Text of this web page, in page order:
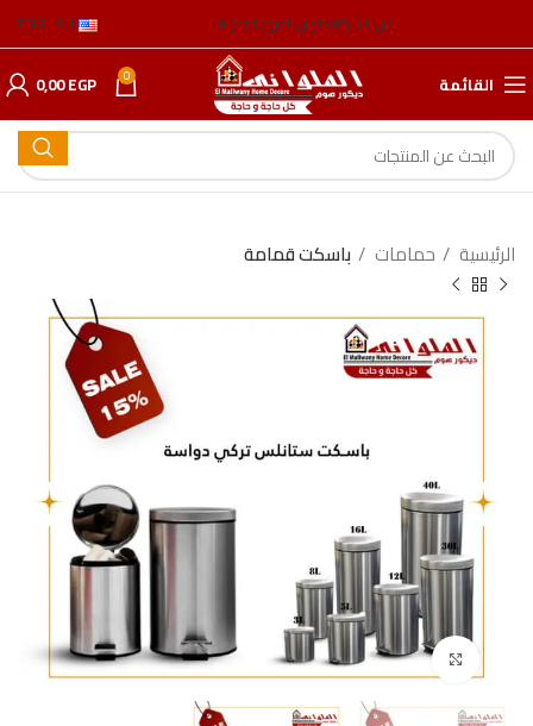
عن الشركةعناوين الفروعالمدونة ENGLISH
القائمة 0
0,00EGP
الرئيسية حمامات باسكت قمامة
اضغط للتكبير